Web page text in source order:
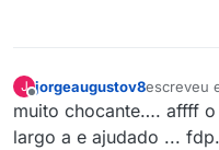
J
Offline
jorgeaugustov8escreveu
última
muito chocante…. affff
largo a e ajudado ...